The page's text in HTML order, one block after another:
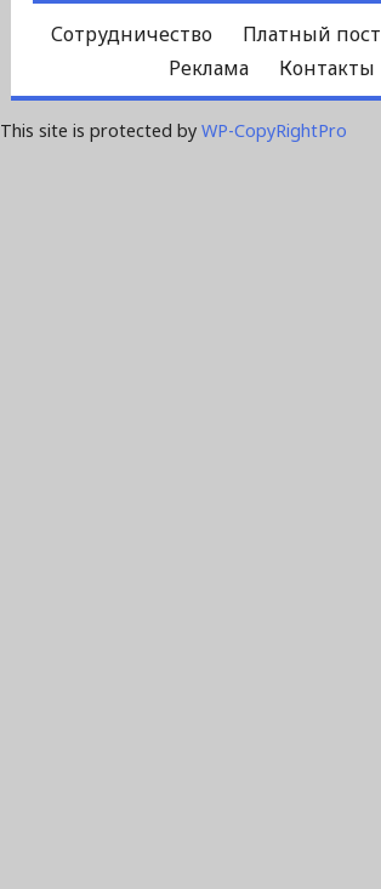
Сотрудничество Платный пост
Реклама
Контакты
This site is protected by WP-CopyRightPro